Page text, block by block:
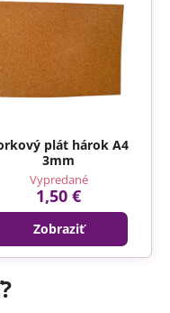
plát hárok A4
3mm
Vypredané
1,50 €
Zobraziť